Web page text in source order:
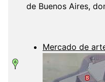
de Buenos Aires,
Mercado de